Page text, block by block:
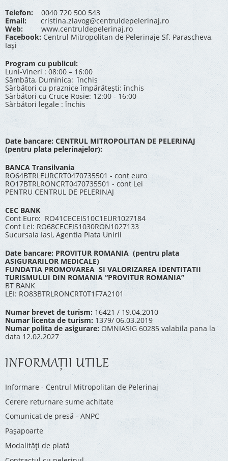
Telefon: 0040 720 500 543
Email:
cristina.zlavog@centruldepelerinaj.ro
Web:
www.centruldepelerinaj.ro
Facebook: Centrul Mitropolitan de Pelerinaje Sf. Parascheva,
Iași
Program cu publicul:
Luni-Vineri : 08:00 – 16:00
Sâmbăta, Duminica: închis
Sărbători cu praznice împărătești: închis
Sărbători cu Cruce Rosie: 12:00 - 16:00
Sărbători legale : închis
Date bancare: CENTRUL MITROPOLITAN DE PELERINAJ
(pentru plata pelerinajelor):
BANCA Transilvania
RO64BTRLEURCRT0470735501 - cont euro
RO17BTRLRONCRT0470735501 - cont Lei
PENTRU CENTRUL DE PELERINAJ
CEC BANK
Cont Euro: RO41CECEIS10C1EUR1027184
Cont Lei: RO68CECEIS1030RON1027133
Sucursala Iasi, Agentia Piata Unirii
Date bancare: PROVITUR ROMANIA (pentru plata
ASIGURARILOR MEDICALE)
FUNDATIA PROMOVAREA SI VALORIZAREA IDENTITATII
TURISMULUI DIN ROMANIA “PROVITUR ROMANIA”
BT BANK
LEI: RO83BTRLRONCRT0T1F7A2101
Numar brevet de turism: 16421 / 19.04.2010
Numar licenta de turism: 1379/ 06.03.2019
Numar polita de asigurare: OMNIASIG 60285 valabila pana la
data 12.02.2027
INFORMAŢII UTILE
Informare - Centrul Mitropolitan de Pelerinaj
Cerere returnare sume achitate
Comunicat de presă - ANPC
Pașapoarte
Modalități de plată